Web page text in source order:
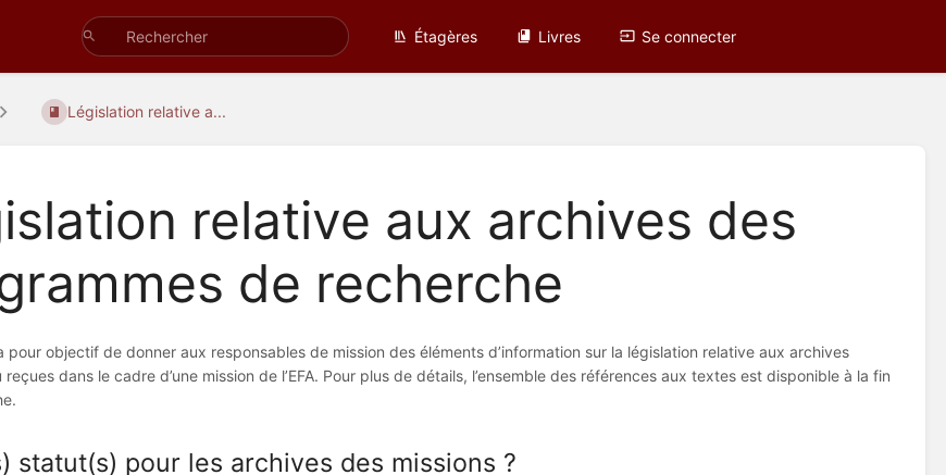
Étagères Livres Se connecter
Législation relative a...
relative aux archives des
de recherche
pour objectif de donner aux responsables de mission des éléments d’information sur la législation relative aux archives
dans le cadre d’une mission de l’EFA. Pour plus de détails, l’ensemble des références aux textes est disponible à la fin
statut(s) pour les archives des missions ?